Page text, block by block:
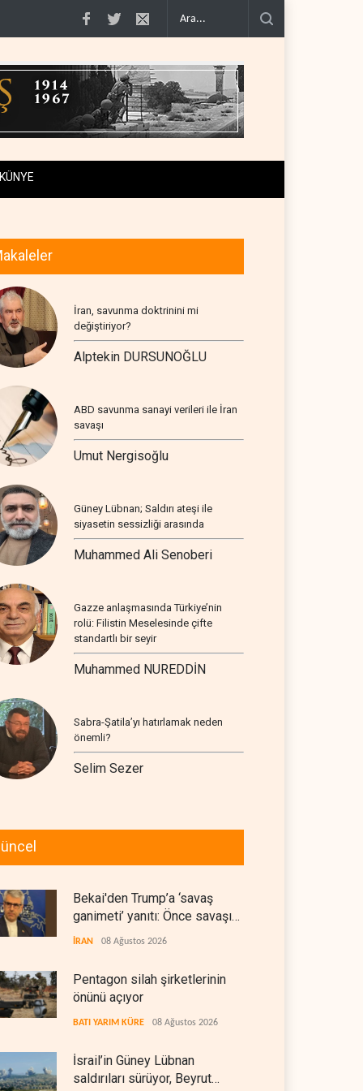
savaşı ABD’nin askeri ve ekonomik kaynakları.. Gazeteci Magnier: Trump,
KÜNYE
İran, savunma doktrinini mi
değiştiriyor?
Alptekin DURSUNOĞLU
ABD savunma sanayi verileri ile İran
savaşı
Umut Nergisoğlu
Güney Lübnan; Saldırı ateşi ile
siyasetin sessizliği arasında
Muhammed Ali Senoberi
Gazze anlaşmasında Türkiye’nin
rolü: Filistin Meselesinde çifte
standartlı bir seyir
Muhammed NUREDDİN
Sabra-Şatila’yı hatırlamak neden
önemli?
Selim Sezer
Bekai'den Trump’a ‘savaş
ganimeti’ yanıtı: Önce savaşı
kazan
İRAN 08 Ağustos 2026
Pentagon silah şirketlerinin
önünü açıyor
BATI YARIM KÜRE 08 Ağustos 2026
İsrail’in Güney Lübnan
saldırıları sürüyor, Beyrut